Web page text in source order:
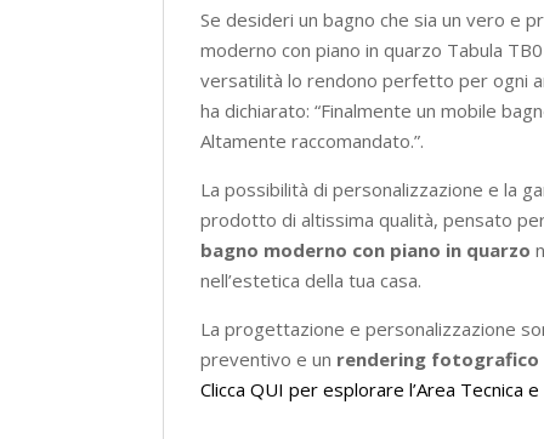
Se desideri un bagno che sia un vero e
moderno con piano in quarzo Tabula
versatilità lo rendono perfetto per ogni
ha dichiarato: “Finalmente un mobile
Altamente raccomandato.”.
La possibilità di personalizzazione e la
prodotto di altissima qualità, pensato
bagno moderno con piano in quarzo
nell’estetica della tua casa.
La progettazione e personalizzazione
preventivo e un rendering
Clicca QUI per esplorare l’Area Tecnica